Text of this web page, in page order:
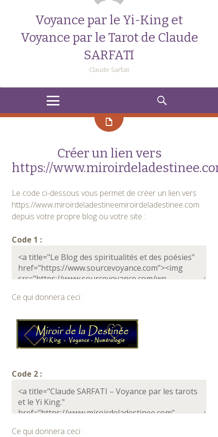
Voyance par le Yi-King et
Voyance par le Tarot de Claude
SARFATI
Claude Sarfati
RECHERCHE
Créer un lien vers
https://
Le code ci-dessous vous permet de créer un lien vers
https://www.miroirdeladestineemiroirdeladestinee.com
depuis votre propre blog ou votre site :
Code 1 :
Ce qui donnera ceci :
Code 2 :
Ce qui donnera ceci :